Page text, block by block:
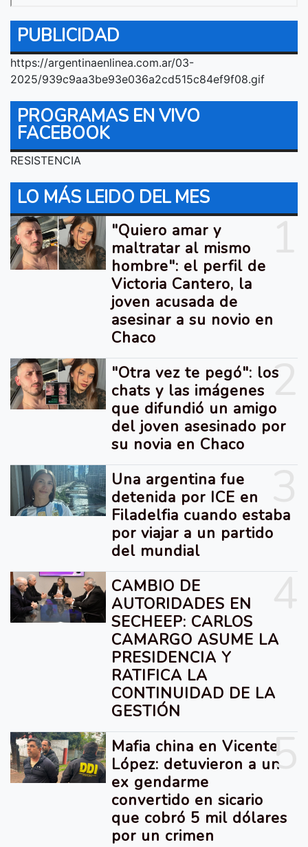
PUBLICIDAD
https://argentinaenlinea.com.ar/03-
2025/939c9aa3be93e036a2cd515c84ef9f08.gif
PROGRAMAS EN VIVO
FACEBOOK
RESISTENCIA
LO MÁS LEIDO DEL MES
"Quiero amar y
maltratar al mismo
hombre": el perfil de
Victoria Cantero, la
joven acusada de
asesinar a su novio en
Chaco
2
"Otra vez te pegó": los
chats y las imágenes
que difundió un amigo
del joven asesinado por
su novia en Chaco
Una argentina fue
detenida por ICE en
Filadelfia cuando estaba
por viajar a un partido
del mundial
CAMBIO DE
AUTORIDADES EN
SECHEEP: CARLOS
CAMARGO ASUME LA
PRESIDENCIA Y
RATIFICA LA
CONTINUIDAD DE LA
GESTIÓN
5
Mafia china en Vicente
López: detuvieron a un
ex gendarme
convertido en sicario
que cobró 5 mil dólares
por un crimen